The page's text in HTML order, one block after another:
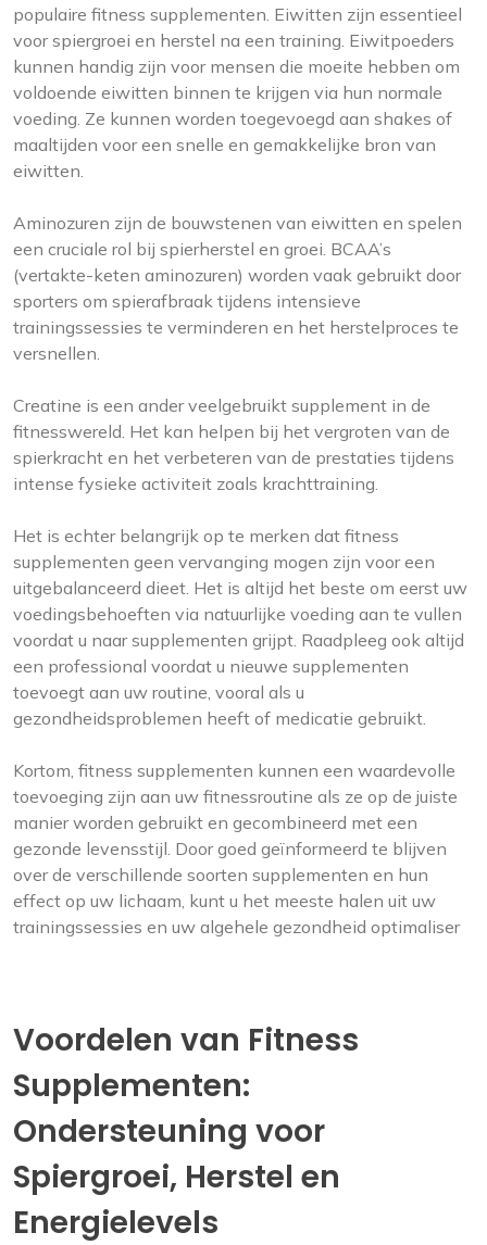
populaire fitness supplementen. Eiwitten zijn essentieel
voor spiergroei en herstel na een training. Eiwitpoeders
kunnen handig zijn voor mensen die moeite hebben om
voldoende eiwitten binnen te krijgen via hun normale
voeding. Ze kunnen worden toegevoegd aan shakes of
maaltijden voor een snelle en gemakkelijke bron van
eiwitten.
Aminozuren zijn de bouwstenen van eiwitten en spelen
een cruciale rol bij spierherstel en groei. BCAA’s
(vertakte-keten aminozuren) worden vaak gebruikt door
sporters om spierafbraak tijdens intensieve
trainingssessies te verminderen en het herstelproces te
versnellen.
Creatine is een ander veelgebruikt supplement in de
fitnesswereld. Het kan helpen bij het vergroten van de
spierkracht en het verbeteren van de prestaties tijdens
intense fysieke activiteit zoals krachttraining.
Het is echter belangrijk op te merken dat fitness
supplementen geen vervanging mogen zijn voor een
uitgebalanceerd dieet. Het is altijd het beste om eerst uw
voedingsbehoeften via natuurlijke voeding aan te vullen
voordat u naar supplementen grijpt. Raadpleeg ook altijd
een professional voordat u nieuwe supplementen
toevoegt aan uw routine, vooral als u
gezondheidsproblemen heeft of medicatie gebruikt.
Kortom, fitness supplementen kunnen een waardevolle
toevoeging zijn aan uw fitnessroutine als ze op de juiste
manier worden gebruikt en gecombineerd met een
gezonde levensstijl. Door goed geïnformeerd te blijven
over de verschillende soorten supplementen en hun
effect op uw lichaam, kunt u het meeste halen uit uw
trainingssessies en uw algehele gezondheid optimaliser
Voordelen van Fitness
Supplementen:
Ondersteuning voor
Spiergroei, Herstel en
Energielevels